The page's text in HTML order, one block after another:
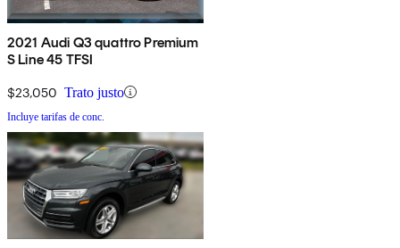
2021 Audi Q3 quattro Premium
S Line 45 TFSI
$23,050 Trato justo
Incluye tarifas de conc.